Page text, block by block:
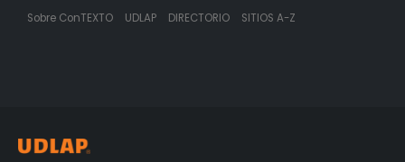
Sobre ConTEXTO UDLAP DIRECTORIO SITIOS A-Z